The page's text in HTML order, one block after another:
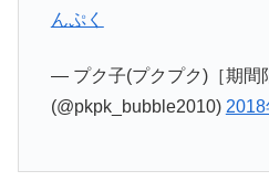
んぷく
— プク子(プクプク)［期間
(@pkpk_bubble2010) 2018